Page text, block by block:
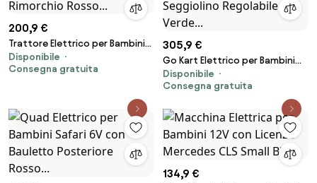
200,9 €
Trattore Elettrico per Bambini
12V con Rimorchio Rosso...
Disponibile
Consegna gratuita
305,9 €
Go Kart Elettrico per Bambini
24V 12km/h con Seggiolino
Regolabile Verde...
Disponibile
Consegna gratuita
134,9 €